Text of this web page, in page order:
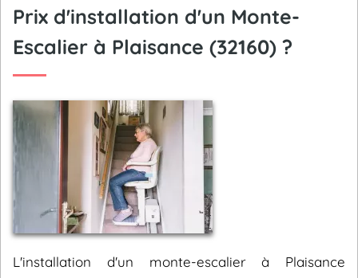
Prix d'installation d'un Monte-
Escalier à Plaisance (32160) ?
L'installation d'un monte-escalier à Plaisance